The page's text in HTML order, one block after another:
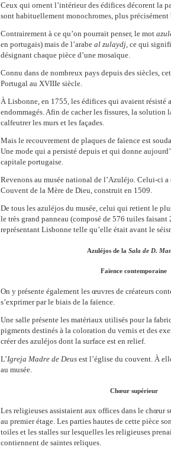
Ceux qui ornent l’intérieur des édifices décorent la
sont habituellement monochromes, plus précisément
Contrairement à ce qu’on pourrait penser, le mot
en portugais) mais de l’arabe al zulaydj, ce qui
désignant chaque pièce d’une mosaïque.
Connu dans de nombreux pays depuis des siècles,
Portugal au XVIIIe siècle.
À Lisbonne, en 1755, les édifices qui avaient résisté
endommagés. Afin de cacher les fissures, la solution
calfeutrer les murs et les façades.
Mais le recouvrement de plaques de faïence est
Une mode qui a persisté depuis et qui donne
capitale portugaise.
Revenons au musée national de l’Azuléjo. Celui-ci a
Couvent de la Mère de Dieu, construit en 1509.
De tous les azuléjos du musée, celui qui retient le
le très grand panneau (composé de 576 tuiles faisant
représentant Lisbonne telle qu’elle était avant le
Azuléjos de la Sala de D.
Faïence contemporaine
On y présente également les œuvres de créateurs
s’exprimer par le biais de la faïence.
Une salle présente les matériaux utilisés pour la
pigments destinés à la coloration du vernis et des
créer des azuléjos dont la surface est en relief.
L’Igreja Madre de Deus est l’église du couvent. À
au musée.
Chœur supérieur
Les religieuses assistaient aux offices dans le chœur
au premier étage. Les parties hautes de cette pièce
toiles et les stalles sur lesquelles les religieuses
contiennent de saintes reliques.